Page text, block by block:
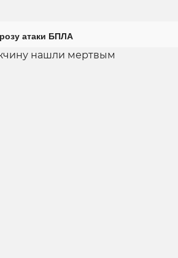
атаки БПЛА